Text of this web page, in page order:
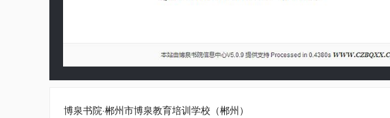
博泉书院·郴州市博泉教育培训学校（郴州）